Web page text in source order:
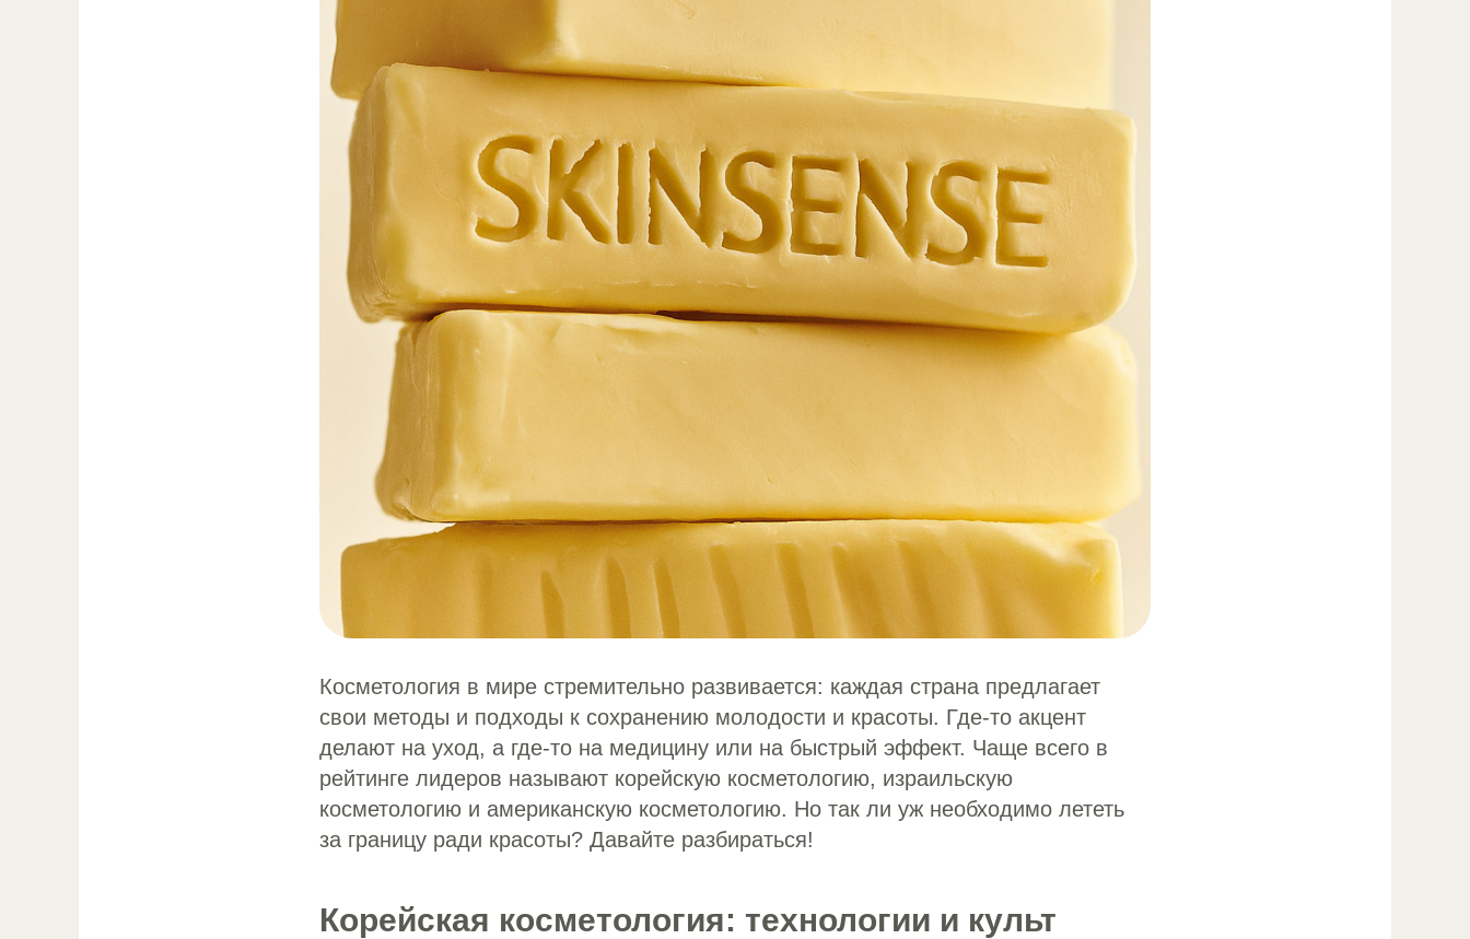
Косметология в мире стремительно развивается: каждая страна предлагает
свои методы и подходы к сохранению молодости и красоты. Где-то акцент
делают на уход, а где-то на медицину или на быстрый эффект. Чаще всего в
рейтинге лидеров называют корейскую косметологию, израильскую
косметологию и американскую косметологию. Но так ли уж необходимо лететь
за границу ради красоты? Давайте разбираться!
Корейская косметология: технологии и культ